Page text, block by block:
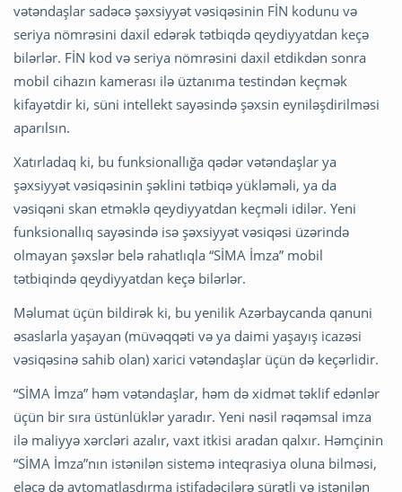
vətəndaşlar sadəcə şəxsiyyət vəsiqəsinin FİN kodunu və
seriya nömrəsini daxil edərək tətbiqdə qeydiyyatdan keçə
bilərlər. FİN kod və seriya nömrəsini daxil etdikdən sonra
mobil cihazın kamerası ilə üztanıma testindən keçmək
kifayətdir ki, süni intellekt sayəsində şəxsin eyniləşdirilməsi
aparılsın.
Xatırladaq ki, bu funksionallığa qədər vətəndaşlar ya
şəxsiyyət vəsiqəsinin şəklini tətbiqə yükləməli, ya da
vəsiqəni skan etməklə qeydiyyatdan keçməli idilər. Yeni
funksionallıq sayəsində isə şəxsiyyət vəsiqəsi üzərində
olmayan şəxslər belə rahatlıqla “SİMA İmza” mobil
tətbiqində qeydiyyatdan keçə bilərlər.
Məlumat üçün bildirək ki, bu yenilik Azərbaycanda qanuni
əsaslarla yaşayan (müvəqqəti və ya daimi yaşayış icazəsi
vəsiqəsinə sahib olan) xarici vətəndaşlar üçün də keçərlidir.
“SİMA İmza” həm vətəndaşlar, həm də xidmət təklif edənlər
üçün bir sıra üstünlüklər yaradır. Yeni nəsil rəqəmsal imza
ilə maliyyə xərcləri azalır, vaxt itkisi aradan qalxır. Həmçinin
“SİMA İmza”nın istənilən sistemə inteqrasiya oluna bilməsi,
eləcə də avtomatlaşdırma istifadəçilərə sürətli və istənilən